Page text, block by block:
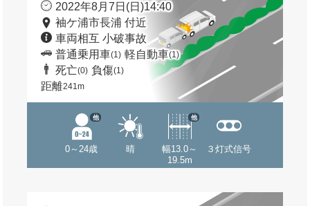
2022年8月7日(日)14:40
袖ケ浦市長浦 付近
車両相互 小破事故
普通乗用車(1) 軽自動車(1)
死亡(0) 負傷(1)
距離241m
0～24歳
他
晴
幅13.0～
19.5m
他
３灯式信号